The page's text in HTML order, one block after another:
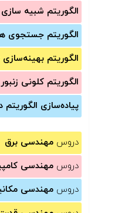
الگوریتم شبیه سازی
الگوریتم جستجوی
الگوریتم
الگوریتم کلونی
پیاده‌سازی الگوریتم
دروس مهندسی برق
دروس مهندسی
دروس مهندسی